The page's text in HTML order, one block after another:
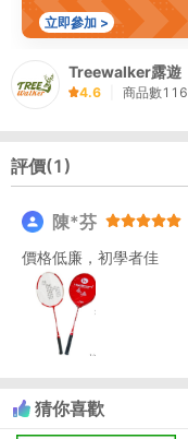
立即參加 >
Treewalker露遊
4.6 商品數116
評價(1)
陳*芬
價格低廉，初學者佳
猜你喜歡